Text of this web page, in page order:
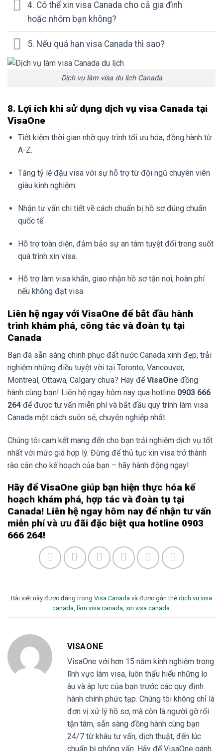
4. Có thể xin visa Canada cho cả gia đình
hoặc nhóm bạn không?
5. Nếu quá hạn visa Canada thì sao?
Dịch vụ làm visa du lịch Canada
8. Lợi ích khi sử dụng dịch vụ visa Canada tại
VisaOne
Tiết kiệm thời gian nhờ quy trình tối ưu hóa, đồng hành từ
A-Z.
Tăng tỷ lệ đậu visa với sự hỗ trợ từ đội ngũ chuyên viên
giàu kinh nghiệm.
Nhận tư vấn chi tiết về cách chuẩn bị hồ sơ đúng chuẩn
quốc tế.
Hỗ trợ toàn diện, đảm bảo sự an tâm tuyệt đối trong suốt
quá trình xin visa.
Hỗ trợ làm visa khẩn, giao nhận hồ sơ tận nơi, hoàn phí
nếu không đạt visa.
Liên hệ ngay với VisaOne để bắt đầu hành
trình khám phá, công tác và đoàn tụ tại
Canada
Bạn đã sẵn sàng chinh phục đất nước Canada xinh đẹp, trải
nghiệm những điều tuyệt vời tại Toronto, Vancouver,
Montreal, Ottawa, Calgary chưa? Hãy đểVisaOne đồng
hành cùng bạn! Liên hệ ngay hôm nay qua hotline 0903 666
264 để được tư vấn miễn phí và bắt đầu quy trình làm visa
Canada một cách suôn sẻ, chuyên nghiệp nhất.
Chúng tôi cam kết mang đến cho bạn trải nghiệm dịch vụ tốt
nhất với mức giá hợp lý. Đừng để thủ tục xin visa trở thành
rào cản cho kế hoạch của bạn – hãy hành động ngay!
Hãy để VisaOne giúp bạn hiện thực hóa kế
hoạch khám phá, hợp tác và đoàn tụ tại
Canada! Liên hệ ngay hôm nay để nhận tư vấn
miễn phí và ưu đãi đặc biệt qua hotline 0903
666 264!
Bài viết này được đăng trong Visa Canada và được gắn thẻ dịch vụ visa
canada, làm visa canada, xin visa canada.
VISAONE
VisaOne với hơn 15 năm kinh nghiệm trong
lĩnh vực làm visa, luôn thấu hiểu những lo
âu và áp lực của bạn trước các quy định
hành chính phức tạp. Chúng tôi không chỉ là
đơn vị xử lý hồ sơ, mà còn là người gỡ rối
tận tâm, sẵn sàng đồng hành cùng bạn
24/7 từ khâu tư vấn, dịch thuật, đến lúc
chuẩn bị phỏng vấn. Hãy để VisaOne gánh